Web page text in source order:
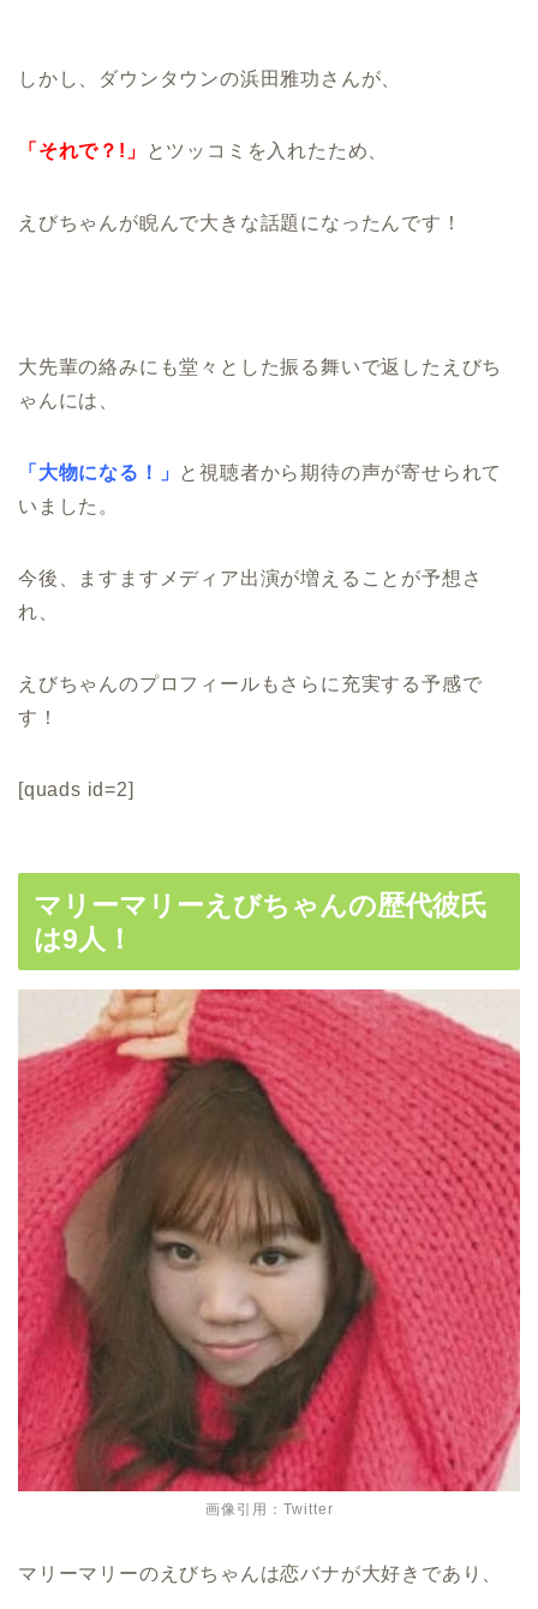
しかし、ダウンタウンの浜田雅功さんが、
「それで？!」 とツッコミを入れたため、
えびちゃんが睨んで大きな話題になったんです！
大先輩の絡みにも堂々とした振る舞いで返したえびち
ゃんには、
「大物になる！」 と視聴者から期待の声が寄せられて
いました。
今後、ますますメディア出演が増えることが予想さ
れ、
えびちゃんのプロフィールもさらに充実する予感で
す！
[quads id=2]
マリーマリーえびちゃんの歴代彼氏
は9人！
画像引用：Twitter
マリーマリーのえびちゃんは恋バナが大好きであり、